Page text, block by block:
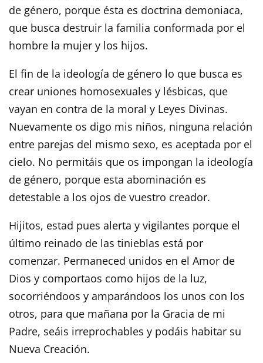
de género, porque ésta es doctrina demoniaca,
que busca destruir la familia conformada por el
hombre la mujer y los hijos.
El fin de la ideología de género lo que busca es
crear uniones homosexuales y lésbicas, que
vayan en contra de la moral y Leyes Divinas.
Nuevamente os digo mis niños, ninguna relación
entre parejas del mismo sexo, es aceptada por el
cielo. No permitáis que os impongan la ideología
de género, porque esta abominación es
detestable a los ojos de vuestro creador.
Hijitos, estad pues alerta y vigilantes porque el
último reinado de las tinieblas está por
comenzar. Permaneced unidos en el Amor de
Dios y comportaos como hijos de la luz,
socorriéndoos y amparándoos los unos con los
otros, para que mañana por la Gracia de mi
Padre, seáis irreprochables y podáis habitar su
Nueva Creación.